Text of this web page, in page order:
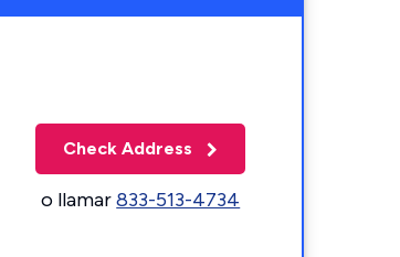
Check Address
o llamar833-513-4734